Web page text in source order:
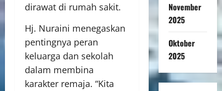
dirawat di rumah sakit.
Hj. Nuraini menegaskan
pentingnya peran
keluarga dan sekolah
dalam membina
karakter remaja. “Kita
November
2025
Oktober
2025